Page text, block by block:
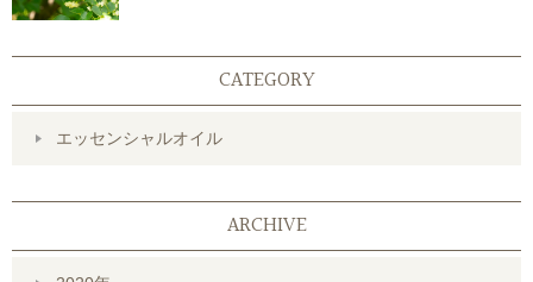
CATEGORY
エッセンシャルオイル
ARCHIVE